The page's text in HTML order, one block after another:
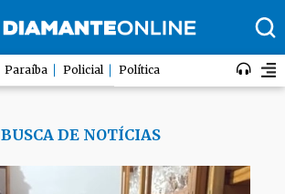
Paraíba Policial Política
BUSCA DE NOTÍCIAS